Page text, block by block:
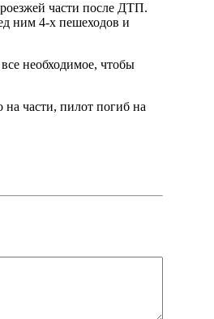
части после ДТП.
ним 4-х пешеходов и
необходимое, чтобы
на части, пилот погиб на